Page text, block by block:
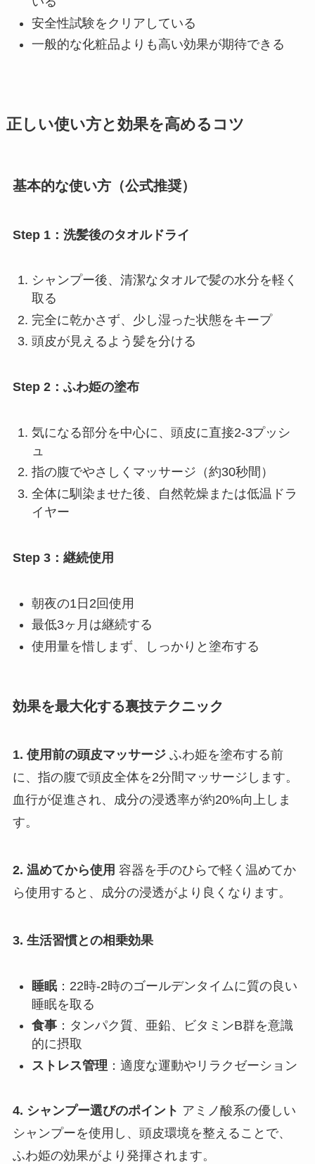
安全性試験をクリアしている
一般的な化粧品よりも高い効果が期待できる
正しい使い方と効果を高めるコツ
基本的な使い方（公式推奨）
Step 1：洗髪後のタオルドライ
シャンプー後、清潔なタオルで髪の水分を軽く
取る
完全に乾かさず、少し湿った状態をキープ
頭皮が見えるよう髪を分ける
Step 2：ふわ姫の塗布
気になる部分を中心に、頭皮に直接2-3プッシ
ュ
指の腹でやさしくマッサージ（約30秒間）
全体に馴染ませた後、自然乾燥または低温ドラ
イヤー
Step 3：継続使用
朝夜の1日2回使用
最低3ヶ月は継続する
使用量を惜しまず、しっかりと塗布する
効果を最大化する裏技テクニック
1. 使用前の頭皮マッサージふわ姫を塗布する前
に、指の腹で頭皮全体を2分間マッサージします。
血行が促進され、成分の浸透率が約20%向上しま
す。
2. 温めてから使用 容器を手のひらで軽く温めてか
ら使用すると、成分の浸透がより良くなります。
3. 生活習慣との相乗効果
睡眠：22時-2時のゴールデンタイムに質の良い
睡眠を取る
食事：タンパク質、亜鉛、ビタミンB群を意識
的に摂取
ストレス管理 ：適度な運動やリラクゼーション
4. シャンプー選びのポイント アミノ酸系の優しい
シャンプーを使用し、頭皮環境を整えることで、
ふわ姫の効果がより発揮されます。